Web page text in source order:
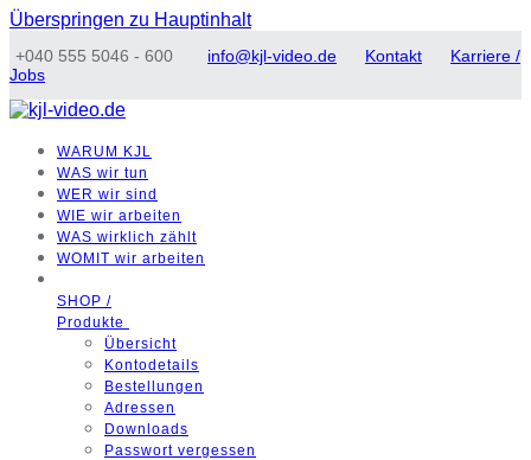
Überspringen zu Hauptinhalt
+040 555 5046 - 600 info@kjl-video.de Kontakt
Karriere /
Jobs
WARUM
KJL
WAS wir tun
WER wir sind
WIE wir arbeiten
WAS wirklich zählt
WOMIT wir arbeiten
SHOP /
Produkte
Übersicht
Kontodetails
Bestellungen
Adressen
Downloads
Passwort vergessen